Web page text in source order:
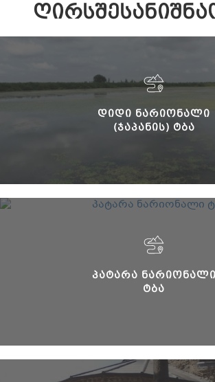
ᲓᲘᲓᲘ ᲜᲐᲠᲘᲝᲜᲐᲚᲘ
(ᲯᲐᲞᲐᲜᲘᲡ) ᲢᲑᲐ
ᲞᲐᲢᲐᲠᲐ ᲜᲐᲠᲘᲝᲜᲐᲚᲘ
ᲢᲑᲐ